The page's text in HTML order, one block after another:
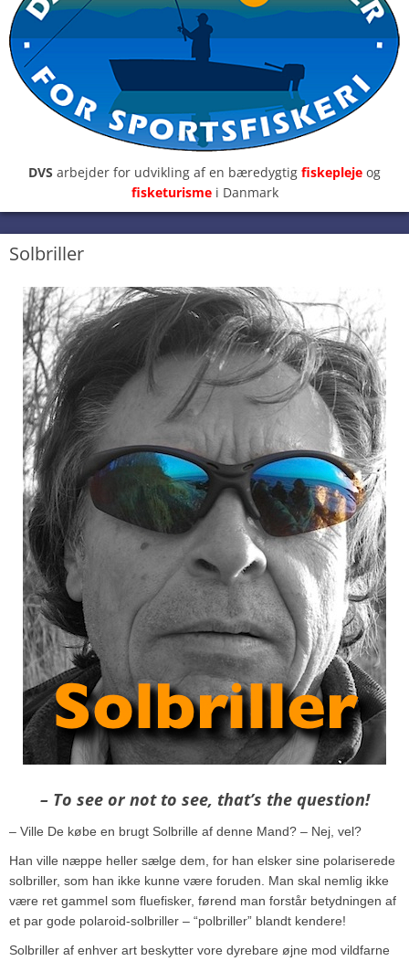
DVS arbejder for udvikling af en bæredygtig fiskepleje og
fisketurisme i Danmark
Solbriller
– To see or not to see, that’s the question!
– Ville De købe en brugt Solbrille af denne Mand? – Nej, vel?
Han ville næppe heller sælge dem, for han elsker sine polariserede
solbriller, som han ikke kunne være foruden. Man skal nemlig ikke
være ret gammel som fluefisker, førend man forstår betydningen af
et par gode polaroid-solbriller – “polbriller” blandt kendere!
Solbriller af enhver art beskytter vore dyrebare øjne mod vildfarne